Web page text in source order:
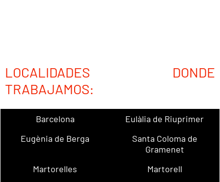
LOCALIDADES DONDE
TRABAJAMOS:
Barcelona
Eulàlia de Riuprimer
Eugènia de Berga
Santa Coloma de
Gramenet
Martorelles
Martorell